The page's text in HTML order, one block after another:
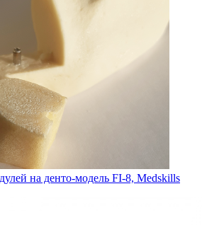
на денто-модель FI-8, Medskills